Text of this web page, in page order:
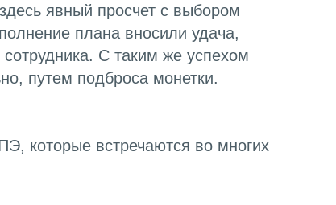
явный просчет с выбором
плана вносили удача,
С таким же успехом
путем подброса монетки.
которые встречаются во многих